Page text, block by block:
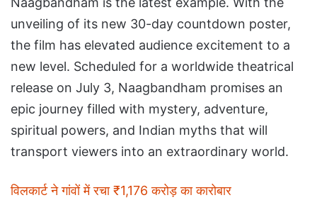
unveiling of its new 30-day countdown poster,
the film has elevated audience excitement to a
new level. Scheduled for a worldwide theatrical
release on July 3, Naagbandham promises an
epic journey filled with mystery, adventure,
spiritual powers, and Indian myths that will
transport viewers into an extraordinary world.
विलकार्ट ने गांवों में रचा ₹1,176 करोड़ का कारोबार